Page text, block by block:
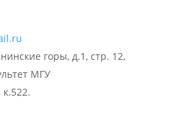
горы, д.1, стр. 12,
МГУ